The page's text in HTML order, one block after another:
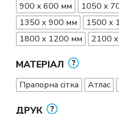
900 х 600 мм 1050 х
1350 х 900 мм
1500 х
1800 х 1200 мм
2100
МАТЕРІАЛ
Прапорна сітка Атлас
ДРУК